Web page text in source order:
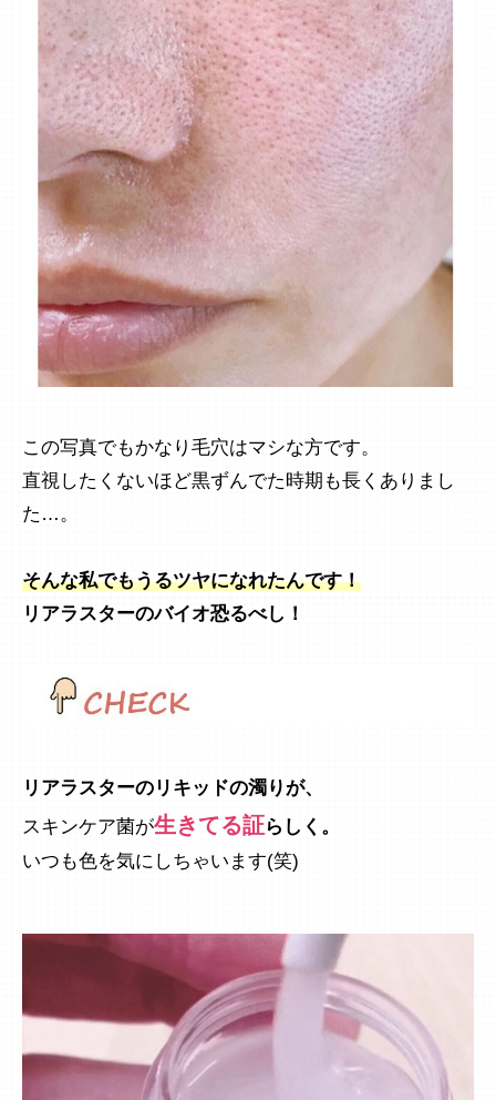
この写真でもかなり毛穴はマシな方です。
直視したくないほど黒ずんでた時期も長くありまし
た…。
そんな私でもうるツヤになれたんです！
リアラスターのバイオ恐るべし！
リアラスターのリキッドの濁りが、
スキンケア菌が生きてる証らしく。
いつも色を気にしちゃいます(笑)